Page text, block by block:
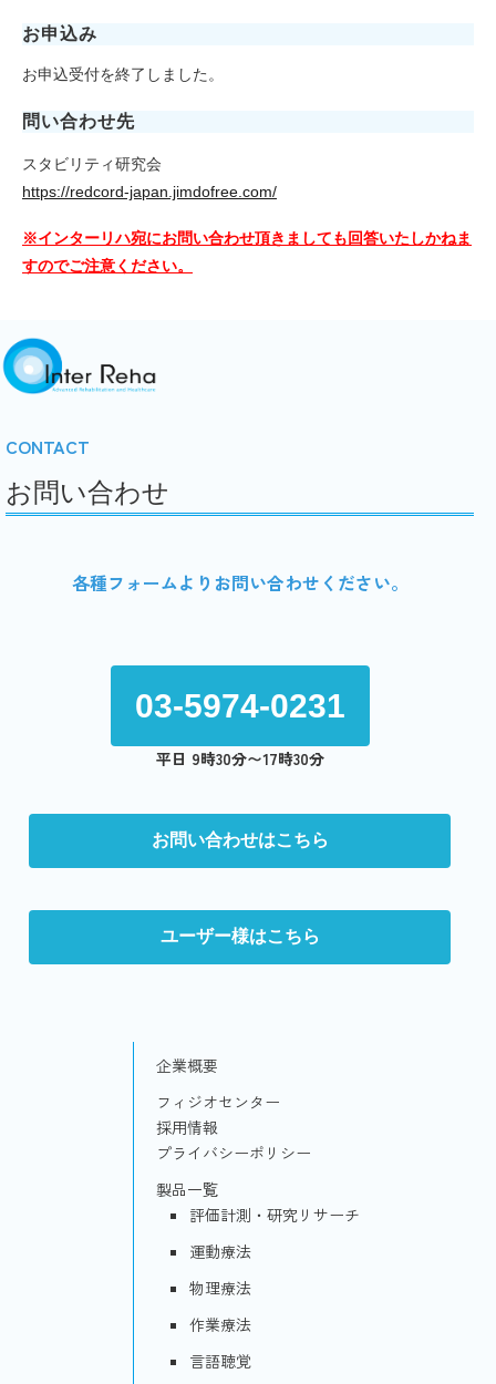
お申込み
お申込受付を終了しました。
問い合わせ先
スタビリティ研究会
https://redcord-japan.jimdofree.com/
※インターリハ宛にお問い合わせ頂きましても回答いたしかねま
すのでご注意ください。
CONTACT
お問い合わせ
各種フォームよりお問い合わせください。
03-5974-0231
平日 9時30分〜17時30分
お問い合わせはこちら
ユーザー様はこちら
企業概要
フィジオセンター
採用情報
プライバシーポリシー
製品一覧
評価計測・研究リサーチ
運動療法
物理療法
作業療法
言語聴覚